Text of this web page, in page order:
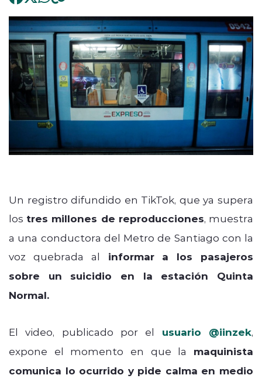
Un registro difundido en TikTok, que ya supera
los tres millones de reproducciones, muestra
a una conductora del Metro de Santiago con la
voz quebrada al informar a los pasajeros
sobre un suicidio en la estación Quinta
Normal.
El video, publicado por el usuario @iinzek,
expone el momento en que la maquinista
comunica lo ocurrido y pide calma en medio